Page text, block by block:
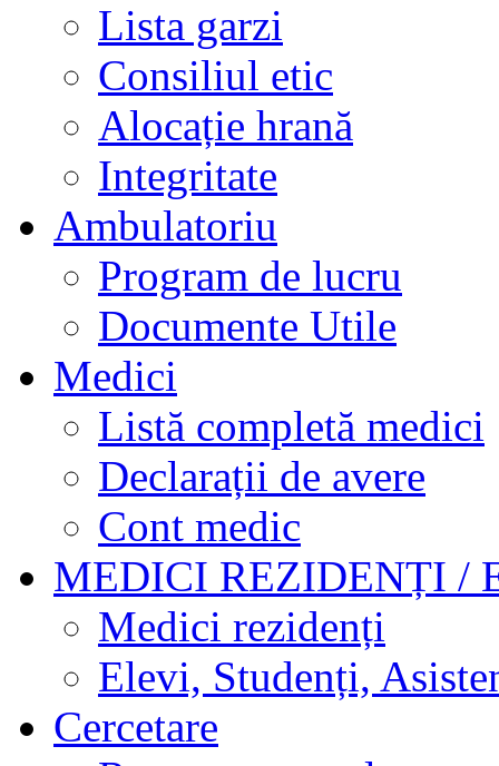
Lista garzi
Consiliul etic
Alocație hrană
Integritate
Ambulatoriu
Program de lucru
Documente Utile
Medici
Listă completă medici
Declarații de avere
Cont medic
MEDICI REZIDENȚI /
Medici rezidenți
Elevi, Studenți,
Cercetare